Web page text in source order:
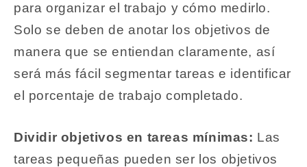
para organizar el trabajo y cómo medirlo.
Solo se deben de anotar los objetivos de
manera que se entiendan claramente, así
será más fácil segmentar tareas e identificar
el porcentaje de trabajo completado.
Dividir objetivos en tareas mínimas: Las
tareas pequeñas pueden ser los objetivos